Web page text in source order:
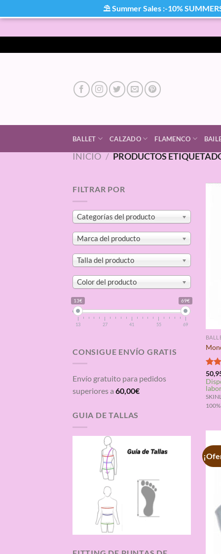
al
BALLET CALZADO FLAMENCO
INICIO / PRODUCTOS
FILTRAR POR
Categorías del producto
Marca del producto
Talla del producto
Color del producto
13€ 69€
13 27 41 55 69
CONSIGUE ENVÍO GRATIS
Envío gratuito para pedidos
superiores a 60,00€
GUIA DE TALLAS
con
de 5
100%
⛱ Summer Sales :-10%